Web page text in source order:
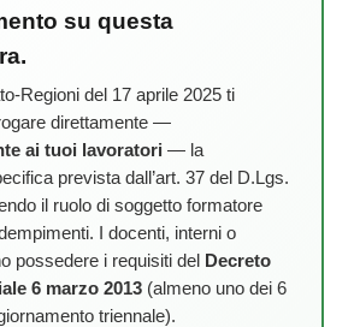
su questa
Regioni del 17 aprile 2025 ti
direttamente —
ai tuoi lavoratori — la
prevista dall’art. 37 del D.Lgs.
il ruolo di soggetto formatore
I docenti, interni o
possedere i requisiti del Decreto
6 marzo 2013 (almeno uno dei 6
triennale).